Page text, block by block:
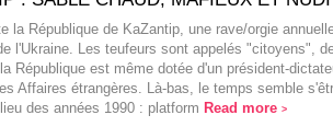
la République de KaZantip, une rave/orgie
l'Ukraine. Les teufeurs sont appelés "citoyens",
République est même dotée d'un président-
Affaires étrangères. Là-bas, le temps semble
des années 1990 : platform Read more >